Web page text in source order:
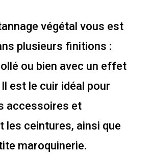
végétal vous est
plusieurs finitions :
ou bien avec un effet
est le cuir idéal pour
accessoires et
les ceintures, ainsi que
maroquinerie.